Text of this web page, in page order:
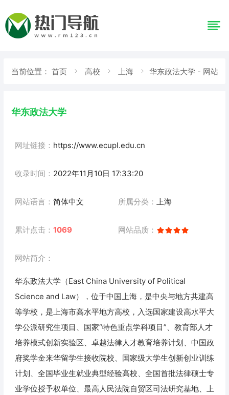
当前位置： 首页 高校 上海 华东政法大学 - 网站
华东政法大学
网址链接： https://www.ecupl.edu.cn
收录时间： 2022年11月10日 17:33:20
网站语言： 简体中文 所属分类： 上海
累计点击： 1069 网站品质：
网站简介：
华东政法大学（East China University of Political
Science and Law），位于中国上海，是中央与地方共建高
等学校，是上海市高水平地方高校，入选国家建设高水平大
学公派研究生项目、国家“特色重点学科项目”、教育部人才
培养模式创新实验区、卓越法律人才教育培养计划、中国政
府奖学金来华留学生接收院校、国家级大学生创新创业训练
计划、全国毕业生就业典型经验高校、全国首批法律硕士专
业学位授予权单位、最高人民法院自贸区司法研究基地、上